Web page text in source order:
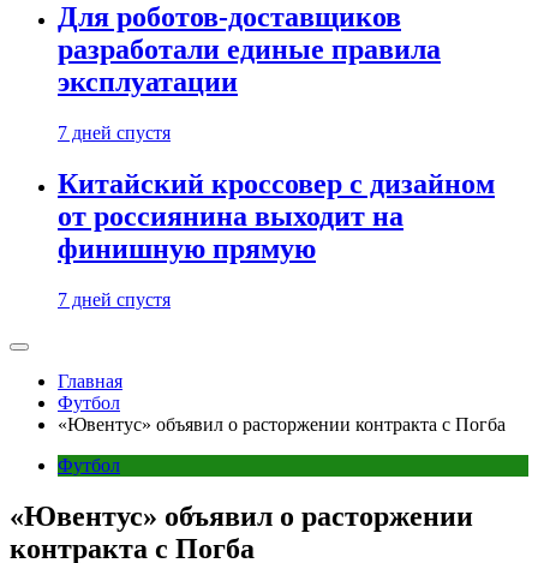
Для роботов-доставщиков
разработали единые правила
эксплуатации
7 дней спустя
Китайский кроссовер с дизайном
от россиянина выходит на
финишную прямую
7 дней спустя
Главная
Футбол
«Ювентус» объявил о расторжении контракта с Погба
Футбол
«Ювентус» объявил о расторжении
контракта с Погба